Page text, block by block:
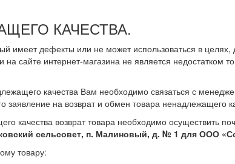
КАЧЕСТВА.
имеет дефекты или не может использоваться в
сайте интернет-магазина не является недостатком
качества Вам необходимо связаться с
заявление на возврат и обмен товара ненадлежащего
качества возврат товара необходимо осуществить
сельсовет, п. Малиновый, д. № 1 для ООО
товару: